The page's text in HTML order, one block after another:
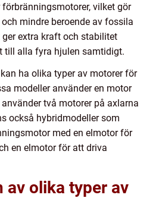
vilket gör
mindre beroende av fossila
extra kraft och stabilitet
till alla fyra hjulen samtidigt.
ha olika typer av motorer för
modeller använder en motor
två motorer på axlarna
också hybridmodeller som
med en elmotor för
en elmotor för att driva
av olika typer av